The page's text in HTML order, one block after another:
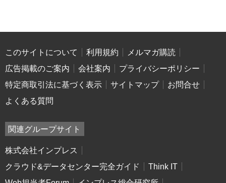
このサイトについて 利用規約
メルマガ購読
広告掲載のご案内
会社案内
プライバシーポリシー
特定商取引法に基づく表示
サイトマップ
お問合せ
よくある質問
関連グループサイト
株式会社インプレス
クラウド&データセンター完全ガイド
Think IT